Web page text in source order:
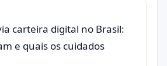
carteira digital no Brasil:
e quais os cuidados